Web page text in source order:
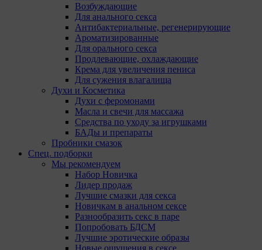
Возбуждающие
Для анального секса
Антибактериальные, регенерирующие
Ароматизированные
Для орального секса
Продлевающие, охлаждающие
Крема для увеличения пениса
Для сужения влагалища
Духи и Косметика
Духи с феромонами
Масла и свечи для массажа
Средства по уходу за игрушками
БАДы и препараты
Пробники смазок
Спец. подборки
Мы рекомендуем
Набор Новичка
Лидер продаж
Лучшие смазки для секса
Новичкам в анальном сексе
Разнообразить секс в паре
Попробовать БДСМ
Лучшие эротические образы
Новые ощущения в сексе